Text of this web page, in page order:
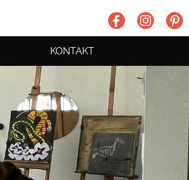
KONTAKT